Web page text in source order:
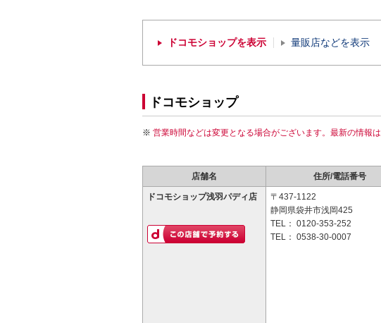
ドコモショップを表示 量販店などを表示
ドコモショップ
営業時間などは変更となる場合がございます。最新の情報は
店舗名 住所/電話番号
ドコモショップ浅羽パディ店
〒437-1122
静岡県袋井市浅岡425
TEL： 0120-353-252
TEL： 0538-30-0007